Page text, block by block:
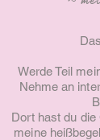
Werde Teil
Nehme an
Dort hast du die
meine